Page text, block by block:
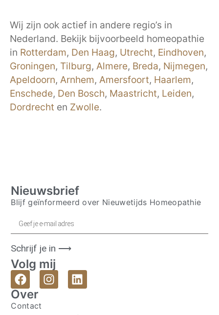
Wij zijn ook actief in andere regio’s in
Nederland. Bekijk bijvoorbeeld homeopathie
in Rotterdam, Den Haag, Utrecht, Eindhoven,
Groningen, Tilburg, Almere, Breda, Nijmegen,
Apeldoorn, Arnhem, Amersfoort, Haarlem,
Enschede, Den Bosch, Maastricht, Leiden,
Dordrecht en Zwolle.
Nieuwsbrief
Blijf geïnformeerd over Nieuwetijds Homeopathie
Schrijf je in ⟶
Volg mij
Over
Contact